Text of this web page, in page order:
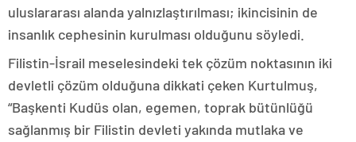
uluslararası alanda yalnızlaştırılması; ikincisinin de
insanlık cephesinin kurulması olduğunu söyledi.
Filistin-İsrail meselesindeki tek çözüm noktasının iki
devletli çözüm olduğuna dikkati çeken Kurtulmuş,
“Başkenti Kudüs olan, egemen, toprak bütünlüğü
sağlanmış bir Filistin devleti yakında mutlaka ve